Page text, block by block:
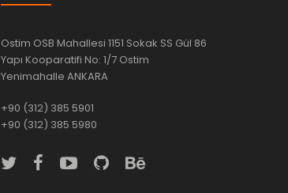
Ostim OSB Mahallesi 1151 Sokak SS Gül 86
Yapı Kooparatifi No: 1/7 Ostim
Yenimahalle ANKARA
+90 (312) 385 5901
+90 (312) 385 5980